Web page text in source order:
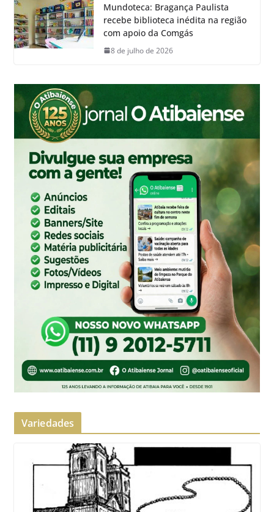
Mundoteca: Bragança Paulista
recebe biblioteca inédita na região
com apoio da Comgás
8 de julho de 2026
Variedades